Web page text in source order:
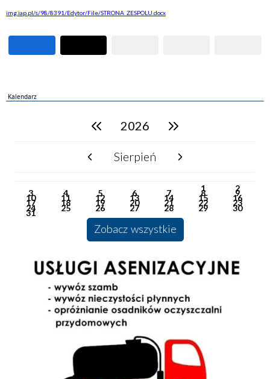
img.iap.pl/s/98/8391/Edytor/File/STRONA_ZESPOLU.docx
Kalendarz
poprzedni rok2026 następny rok
poprzedni miesiącSierpień następny miesiąc
1 2
3 4 5 6 7 8 9
10 11 12 13 14 15 16
17 18 19 20 21 22 23
24 25 26 27 28 29 30
31
Zobacz wszystkie